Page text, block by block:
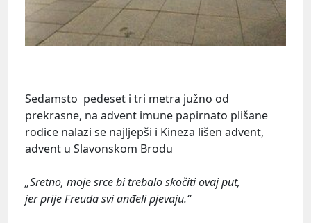
Sedamsto pedeset i tri metra južno od
prekrasne, na advent imune papirnato plišane
rodice nalazi se najljepši i Kineza lišen advent,
advent u Slavonskom Brodu
„Sretno, moje srce bi trebalo skočiti ovaj put,
jer prije Freuda svi anđeli pjevaju.“